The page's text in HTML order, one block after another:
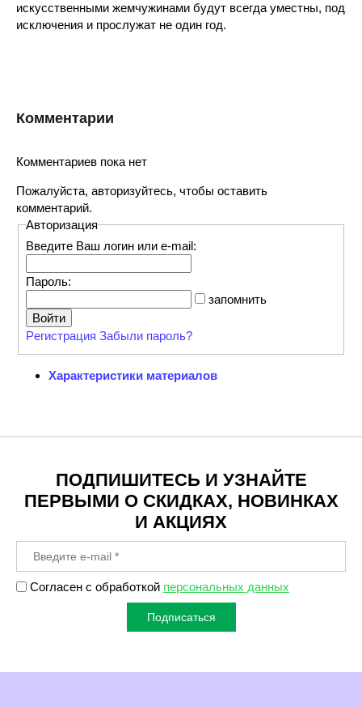
искусственными жемчужинами будут всегда уместны,
исключения и прослужат не один год.
Комментарии
Комментариев пока нет
Пожалуйста, авторизуйтесь, чтобы оставить
комментарий.
Авторизация
Введите Ваш логин или e-mail:
Пароль:
запомнить
Регистрация Забыли пароль?
Характеристики материалов
ПОДПИШИТЕСЬ И УЗНАЙТЕ
ПЕРВЫМИ О СКИДКАХ, НОВИНКАХ
И АКЦИЯХ
Согласен с обработкой персональных данных
Подписаться